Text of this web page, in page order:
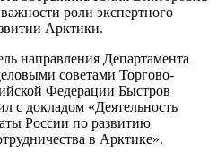
роли экспертного
Арктики.
направления Департамента
советами Торгово-
Федерации Быстров
с докладом «Деятельность
России по развитию
в Арктике».